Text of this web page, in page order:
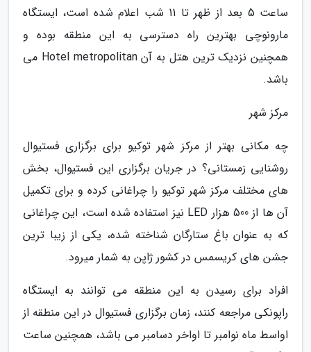
ساعت 5 بعد از ظهر تا 11 شب اعلام شده است، ایستگاه
مارونوچی بهترین راه دسترسی به این منطقه بوده و
همچنین نزدیک ترین هتل به آن Hotel metropolitan می
باشد.
مرکز شهر
چه مکانی بهتر از مرکز شهر توکیو برای برگزاری فستیوال
روشنایی زمستانی؟ در جریان برگزاری این فستیوال، بخش
های مختلف مرکز شهر توکیو را چراغانی کرده و برای تکمیل
آن ها از 500 هزار LED نیز استفاده شده است، این چراغانی
که به عنوان باغ ستارگان شناخته شده، یکی از زیبا ترین
جشن های کریسمس در کشور ژاپن به شمار میرود.
افراد برای رسیدن به این منطقه می توانند به ایستگاه
راپونکی مراجعه کنند، زمان برگزاری فستیوال در این منطقه از
اواسط ماه نوامبر تا اواخر دسامبر می باشد، همچنین ساعت